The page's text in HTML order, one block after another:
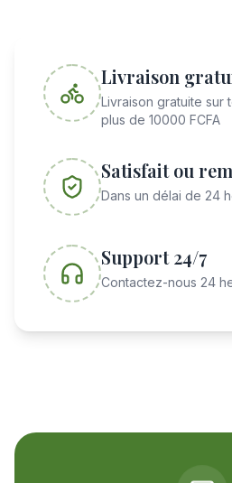
Livraison
Livraison gratuite sur
plus de 10000 FCFA
Satisfait ou
Dans un délai de 24
Support 24/7
Contactez-nous 24